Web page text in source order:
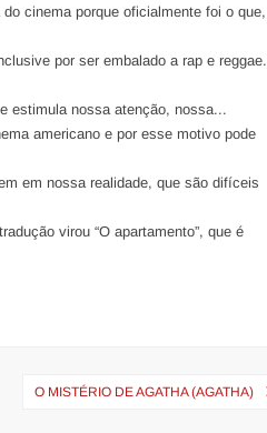
cinema porque oficialmente foi o que,
por ser embalado a rap e reggae.
estimula nossa atenção, nossa...
americano e por esse motivo pode
em nossa realidade, que são difíceis
virou “O apartamento”, que é
O MISTÉRIO DE AGATHA (AGATHA)